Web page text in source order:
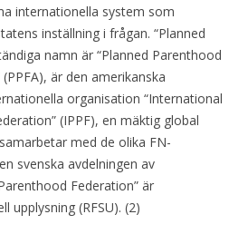
internationella system som
inställning i frågan. “Planned
namn är “Planned Parenthood
är den amerikanska
organisation “International
(IPPF), en mäktig global
med de olika FN-
svenska avdelningen av
Federation” är
upplysning (RFSU). (2)